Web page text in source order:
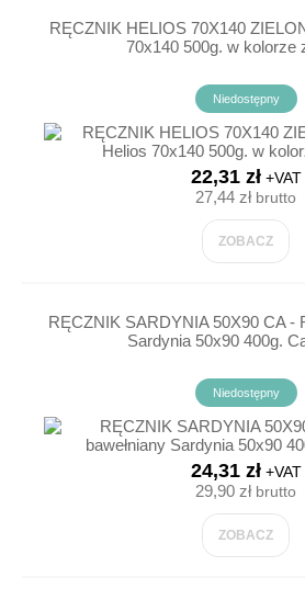
RĘCZNIK HELIOS 70X140
70x140 500g. w kolorze
Niedostępny
22,31 zł+VAT
27,44 złbrutto
ZOBACZ
RĘCZNIK SARDYNIA 50X90 CA -
Sardynia 50x90 400g.
Niedostępny
24,31 zł+VAT
29,90 złbrutto
ZOBACZ